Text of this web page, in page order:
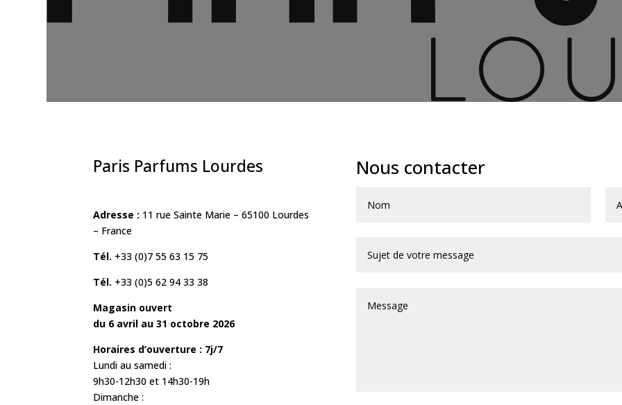
Paris Parfums Lourdes
Adresse : 11 rue Sainte Marie – 65100 Lourdes
– France
Tél. +33 (0)7 55 63 15 75
Tél. +33 (0)5 62 94 33 38
Magasin ouvert
du 6 avril au 31 octobre 2026
Horaires d’ouverture : 7j/7
Lundi au samedi :
9h30-12h30 et 14h30-19h
Dimanche :
Nous contacter